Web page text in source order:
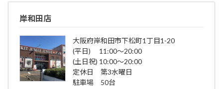
岸和田店
大阪府岸和田市下松町1丁目1-20
(平日) 11:00～20:00
(土日祝) 10:00～20:00
定休日 第3水曜日
駐車場 50台